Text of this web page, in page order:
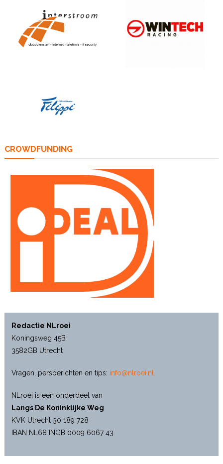
CROWDFUNDING
Redactie NLroei
Koningsweg 45B
3582GB Utrecht
Vragen, persberichten en tips: info@nlroei.nl
NLroei is een onderdeel van
Langs De Koninklijke Weg
KVK Utrecht 30 189 728
IBAN NL68 INGB 0009 6067 43